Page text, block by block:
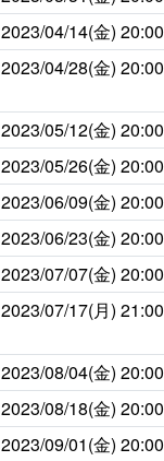
2023/04/14(金) 20:00
2023/04/28(金) 20:00
2023/05/12(金) 20:00
2023/05/26(金) 20:00
2023/06/09(金) 20:00
2023/06/23(金) 20:00
2023/07/07(金) 20:00
2023/07/17(月) 21:00
2023/08/04(金) 20:00
2023/08/18(金) 20:00
2023/09/01(金) 20:00